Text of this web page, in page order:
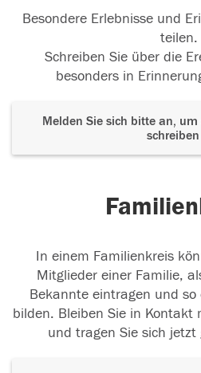
Besondere Erlebnisse und
teilen.
Schreiben Sie über die
besonders in
Melden Sie sich bitte an,
schreiben
In einem Familienkreis
Mitglieder einer Familie,
Bekannte eintragen und so
bilden. Bleiben Sie in Kontakt
und tragen Sie sich